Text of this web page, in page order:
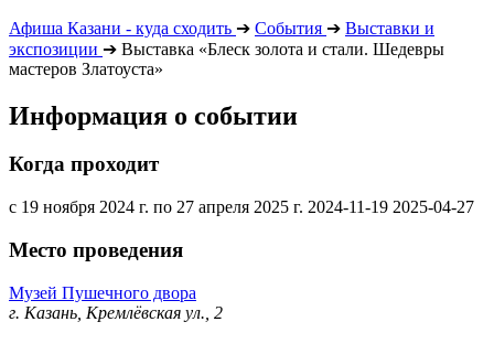
Афиша Казани - куда сходить ➔ События ➔ Выставки и
экспозиции ➔ Выставка «Блеск золота и стали. Шедевры
мастеров Златоуста»
Информация о событии
Когда проходит
с 19 ноября 2024 г. по 27 апреля 2025 г. 2024-11-19 2025-04-27
Место проведения
Музей Пушечного двора
г. Казань, Кремлёвская ул., 2